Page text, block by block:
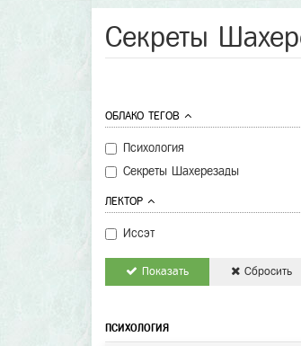
Секреты
ОБЛАКО ТЕГОВ
Психология
Секреты Шахерезады
ЛЕКТОР
Иссэт
Показать Сбросить
ПСИХОЛОГИЯ